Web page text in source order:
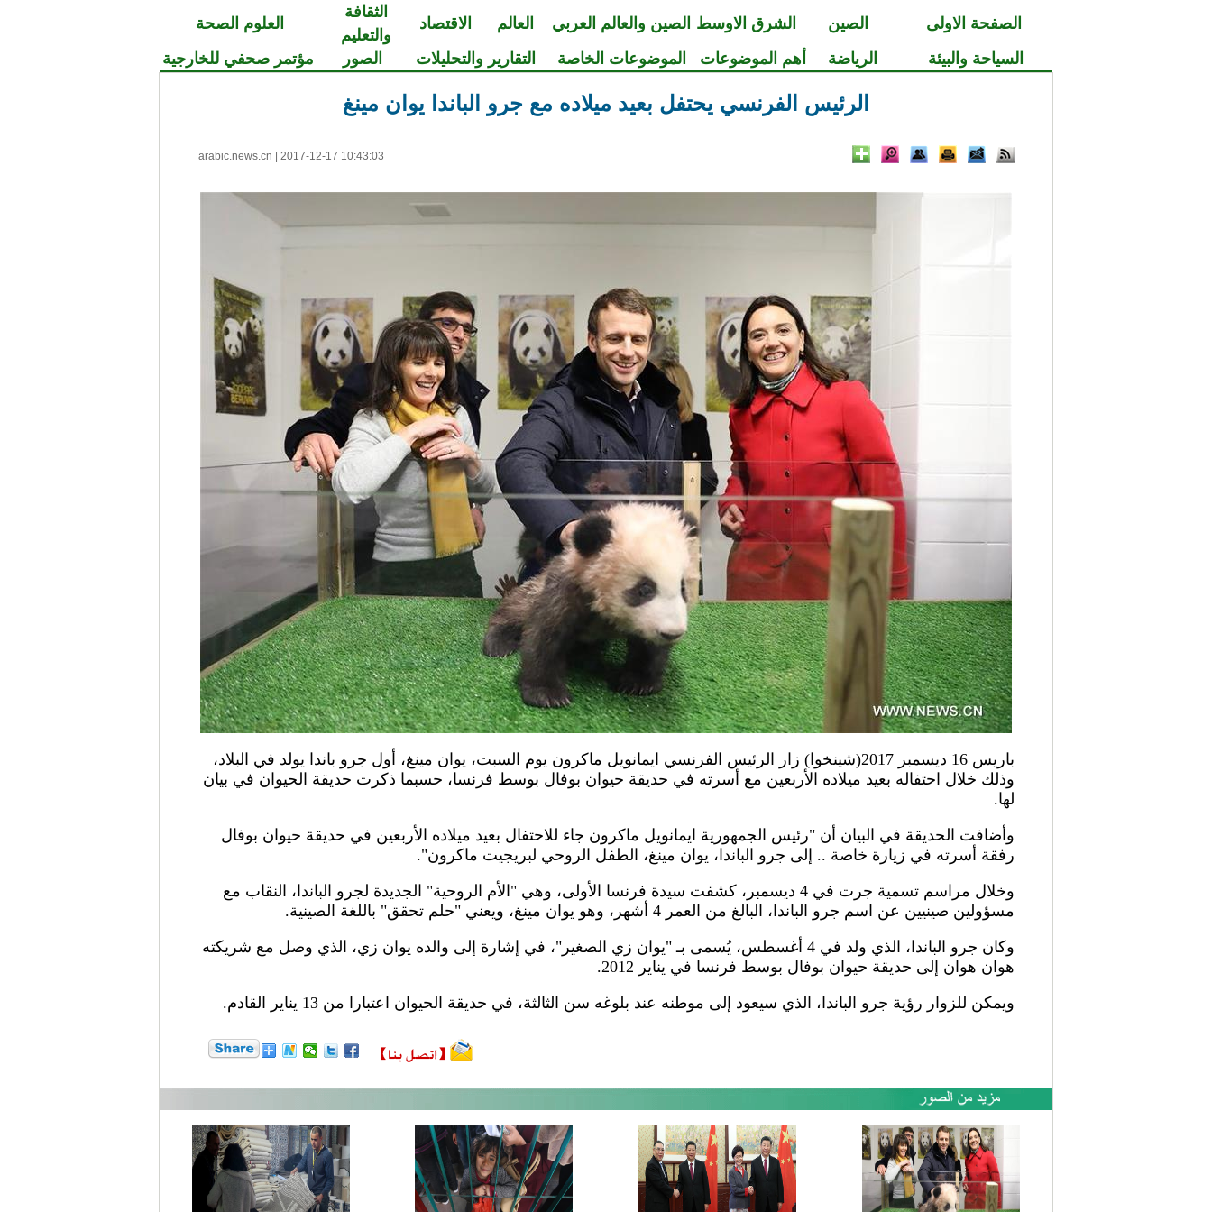
الصفحة الاولى الصين الشرق الاوسط الصين والعالم العربي العالم الاقتصاد
الثقافة
والتعليم
العلوم الصحة
السياحة والبيئة
الرياضة أهم الموضوعات الموضوعات الخاصة التقارير والتحليلات الصور مؤتمر صحفي للخارجية
الرئيس الفرنسي يحتفل بعيد ميلاده مع جرو الباندا يوان مينغ
arabic.news.cn 2017-12-17 10:43:03
باريس 16 ديسمبر 2017(شينخوا) زار الرئيس الفرنسي ايمانويل ماكرون يوم السبت، يوان مينغ، أول جرو باندا يولد في البلاد،
وذلك خلال احتفاله بعيد ميلاده الأربعين مع أسرته في حديقة حيوان بوفال بوسط فرنسا، حسبما ذكرت حديقة الحيوان في بيان
لها.
وأضافت الحديقة في البيان أن "رئيس الجمهورية ايمانويل ماكرون جاء للاحتفال بعيد ميلاده الأربعين في حديقة حيوان بوفال
رفقة أسرته في زيارة خاصة .. إلى جرو الباندا، يوان مينغ، الطفل الروحي لبريجيت ماكرون".
وخلال مراسم تسمية جرت في 4 ديسمبر، كشفت سيدة فرنسا الأولى، وهي "الأم الروحية" الجديدة لجرو الباندا، النقاب مع
مسؤولين صينيين عن اسم جرو الباندا، البالغ من العمر 4 أشهر، وهو يوان مينغ، ويعني "حلم تحقق" باللغة الصينية.
وكان جرو الباندا، الذي ولد في 4 أغسطس، يُسمى بـ "يوان زي الصغير"، في إشارة إلى والده يوان زي، الذي وصل مع شريكته
هوان هوان إلى حديقة حيوان بوفال بوسط فرنسا في يناير 2012.
ويمكن للزوار رؤية جرو الباندا، الذي سيعود إلى موطنه عند بلوغه سن الثالثة، في حديقة الحيوان اعتبارا من 13 يناير القادم.